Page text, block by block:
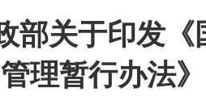
部关于印发
管理暂行办法